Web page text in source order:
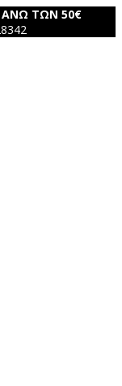
ΑΝΩ ΤΩΝ 50€